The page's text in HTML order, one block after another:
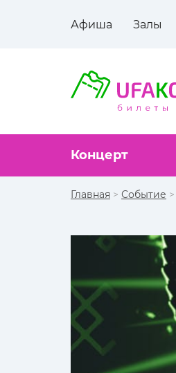
Афиша Залы
Концерт
Главная > Событие >